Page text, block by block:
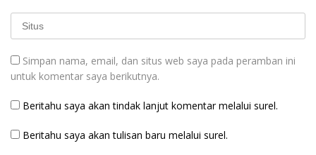
Simpan nama, email, dan situs web saya pada peramban ini
untuk komentar saya berikutnya.
Beritahu saya akan tindak lanjut komentar melalui surel.
Beritahu saya akan tulisan baru melalui surel.